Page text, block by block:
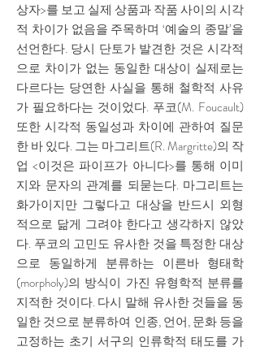
상자>를 보고 실제 상품과 작품 사이의 시각
적 차이가 없음을 주목하며 ‘예술의 종말’을
선언한다. 당시 단토가 발견한 것은 시각적
으로 차이가 없는 동일한 대상이 실제로는
다르다는 당연한 사실을 통해 철학적 사유
가 필요하다는 것이었다. 푸코(M. Foucault)
또한 시각적 동일성과 차이에 관하여 질문
한 바 있다. 그는 마그리트(R. Margritte)의 작
업 <이것은 파이프가 아니다>를 통해 이미
지와 문자의 관계를 되묻는다. 마그리트는
화가이지만 그렇다고 대상을 반드시 외형
적으로 닮게 그려야 한다고 생각하지 않았
다. 푸코의 고민도 유사한 것을 특정한 대상
으로 동일하게 분류하는 이른바 형태학
(morpholy)의 방식이 가진 유형학적 분류를
지적한 것이다. 다시 말해 유사한 것들을 동
일한 것으로 분류하여 인종, 언어, 문화 등을
고정하는 초기 서구의 인류학적 태도를 가